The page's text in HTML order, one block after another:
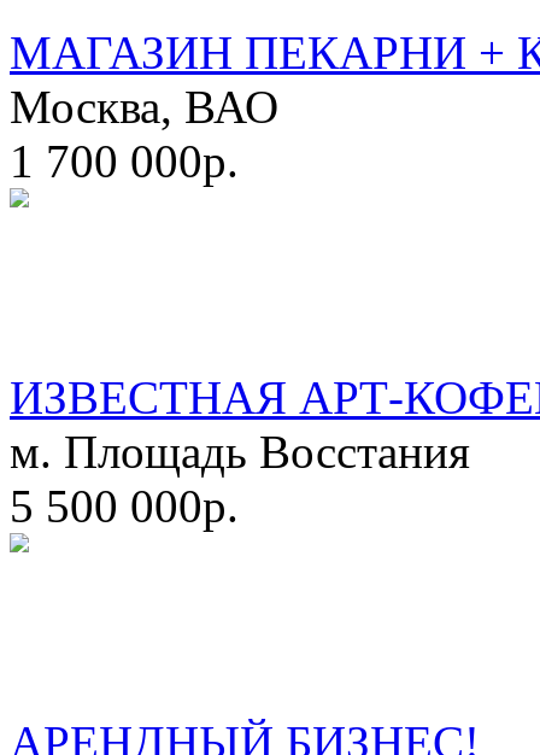
МАГАЗИН ПЕКАРНИ +
Москва, ВАО
1 700 000р.
ИЗВЕСТНАЯ АРТ-
м. Площадь Восстания
5 500 000р.
АРЕНДНЫЙ БИЗНЕС!